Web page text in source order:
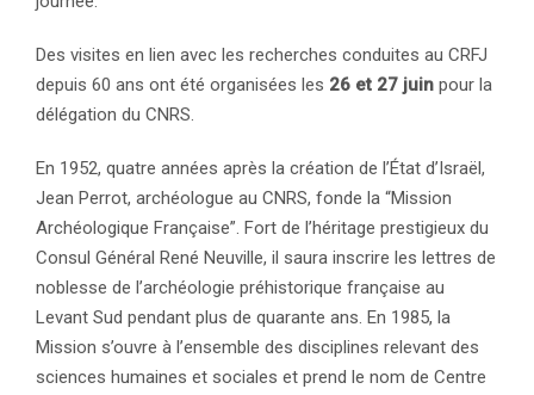
Des visites en lien avec les recherches conduites au CRFJ
depuis 60 ans ont été organisées les 26 et 27 juin pour la
délégation du CNRS.
En 1952, quatre années après la création de l’État d’Israël,
Jean Perrot, archéologue au CNRS, fonde la “Mission
Archéologique Française”. Fort de l’héritage prestigieux du
Consul Général René Neuville, il saura inscrire les lettres de
noblesse de l’archéologie préhistorique française au
Levant Sud pendant plus de quarante ans. En 1985, la
Mission s’ouvre à l’ensemble des disciplines relevant des
sciences humaines et sociales et prend le nom de Centre